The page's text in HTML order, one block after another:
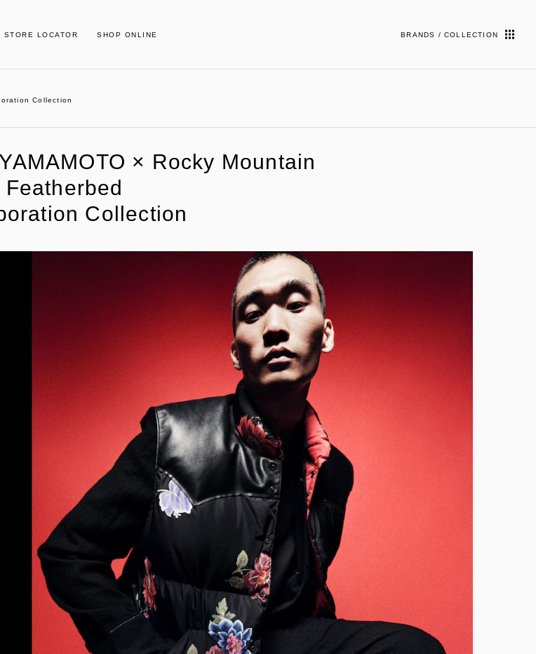
STORE LOCATOR SHOP ONLINE BRANDS / COLLECTION
Collection
× Rocky Mountain
Featherbed
Collection